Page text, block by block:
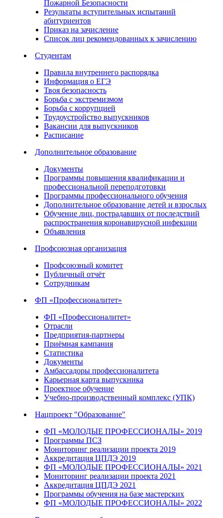
Пожарной Безопасности
Результаты вступительных испытаний
абитуриентов
Приказ на зачисление
Список лиц рекомендованных к зачислению
Студентам
Правила внутреннего распорядка
Информация о ЕГЭ
Твоя безопасность
Борьба с экстремизмом
Борьба с коррупцией
Трудоустройство выпускников
Вакансии для выпускников
Расписание
Дополнительное образование
Документы
Программы повышения квалификации и
профессиональной переподготовки
Программы профессионального обучения
Дополнительное образование детей и взрослых
Обучение лиц, пострадавших от последствий
распространения коронавирусной инфекции
Объявления
Профсоюзная организация
Профсоюзный комитет
Публичный отчёт
Сотрудникам
ФП «Профессионалитет»
ФП «Профессионалитет»
Отрасли
Предприятия-партнеры
Приёмная кампания
Статистика
Документы
Амбассадоры профессионалитета
Карьерная карта выпускника
Проектное обучение
Учебно-производственный комплекс (УПК)
Нацпроект "Образование"
ФП «МОЛОДЫЕ ПРОФЕССИОНАЛЫ» 2019
Программы ПСЗ
Мониторинг реализации проекта 2019
Аккредитация ЦПДЭ 2019
ФП «МОЛОДЫЕ ПРОФЕССИОНАЛЫ» 2021
Мониторинг реализации проекта 2021
Аккредитация ЦПДЭ 2021
Программы обучения на базе мастерских
ФП «МОЛОДЫЕ ПРОФЕССИОНАЛЫ» 2022